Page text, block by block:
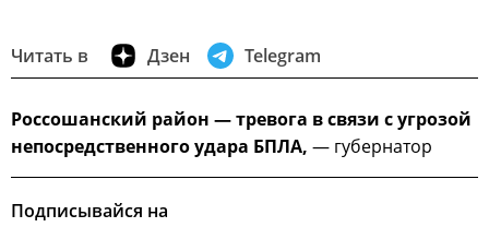
Читать в Дзен Telegram
Россошанский район — тревога в связи с угрозой
непосредственного удара БПЛА, — губернатор
Подписывайся на